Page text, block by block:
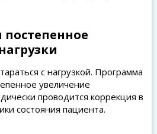
постепенное
с нагрузкой. Программа
увеличение
проводится коррекция в
состояния пациента.